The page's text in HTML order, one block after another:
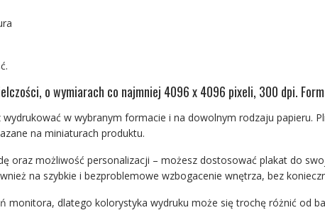
o wymiarach co najmniej 4096 x 4096 pixeli, 300 dpi.
w wybranym formacie i na dowolnym rodzaju papieru.
na miniaturach produktu.
oraz możliwość personalizacji – możesz dostosować plakat do
na szybkie i bezproblemowe wzbogacenie wnętrza, bez
monitora, dlatego kolorystyka wydruku może się trochę różnić od